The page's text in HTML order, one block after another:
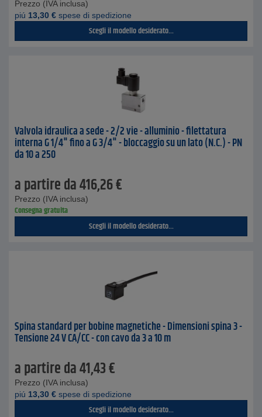
Prezzo (IVA inclusa)
piú 13,30 € spese di spedizione
Scegli il modello desiderato...
Valvola idraulica a sede - 2/2 vie - alluminio - filettatura
interna G 1/4" fino a G 3/4" - bloccaggio su un lato (N.C.) - PN
da 10 a 250
a partire da416,26€
Prezzo (IVA inclusa)
Consegna gratuita
Scegli il modello desiderato...
Spina standard per bobine magnetiche - Dimensioni spina 3 -
Tensione 24 V CA/CC - con cavo da 3 a 10 m
a partire da41,43€
Prezzo (IVA inclusa)
piú 13,30 € spese di spedizione
Scegli il modello desiderato...